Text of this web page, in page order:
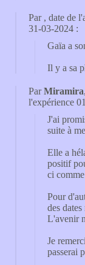
Par , date de
31-03-2024 :
Gaïa a
Il y a sa
ParMiramira
l'expérience
J'ai
suite à
Elle a
positif
ci
Pour
des
L'avenir
Je
passerai